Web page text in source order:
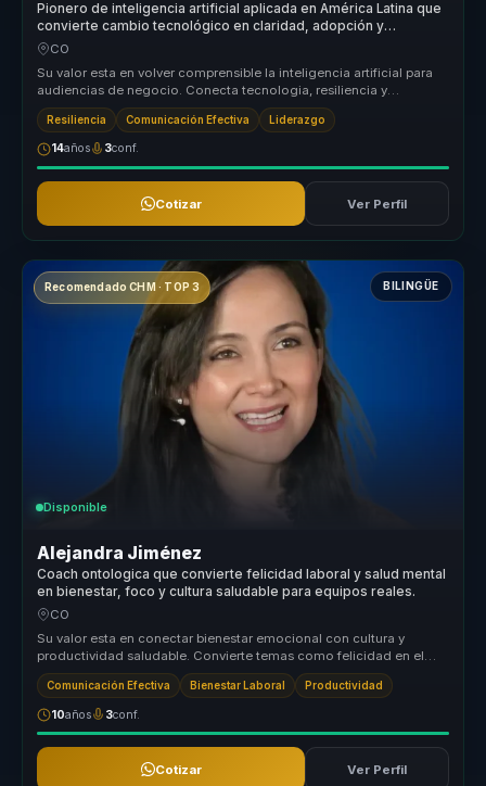
Pionero de inteligencia artificial aplicada en América Latina que
convierte cambio tecnológico en claridad, adopción y
decisiones para empresas.
CO
Su valor esta en volver comprensible la inteligencia artificial para
audiencias de negocio. Conecta tecnologia, resiliencia y
adaptacion ...
Resiliencia Comunicación Efectiva Liderazgo
14años 3conf.
Cotizar Ver Perfil
Recomendado CHM · TOP 3 BILINGÜE
Disponible
Alejandra Jiménez
Coach ontologica que convierte felicidad laboral y salud mental
en bienestar, foco y cultura saludable para equipos reales.
CO
Su valor esta en conectar bienestar emocional con cultura y
productividad saludable. Convierte temas como felicidad en el
trabajo, salud ...
Comunicación Efectiva Bienestar Laboral Productividad
10años 3conf.
Cotizar Ver Perfil